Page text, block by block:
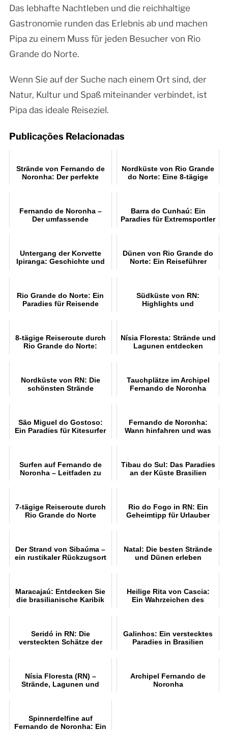
Das lebhafte Nachtleben und die reichhaltige
Gastronomie runden das Erlebnis ab und machen
Pipa zu einem Muss für jeden Besucher von Rio
Grande do Norte.
Wenn Sie auf der Suche nach einem Ort sind, der
Natur, Kultur und Spaß miteinander verbindet, ist
Pipa das ideale Reiseziel.
Publicações Relacionadas
Strände von Fernando de
Noronha: Der perfekte
Nordküste von Rio Grande
do Norte: Eine 8-tägige
Fernando de Noronha –
Der umfassende
Barra do Cunhaú: Ein
Paradies für Extremsportler
Untergang der Korvette
Ipiranga: Geschichte und
Dünen von Rio Grande do
Norte: Ein Reiseführer
Rio Grande do Norte: Ein
Paradies für Reisende
Südküste von RN:
Highlights und
8-tägige Reiseroute durch
Rio Grande do Norte:
Nísia Floresta: Strände und
Lagunen entdecken
Nordküste von RN: Die
schönsten Strände
Tauchplätze im Archipel
Fernando de Noronha
São Miguel do Gostoso:
Ein Paradies für Kitesurfer
Fernando de Noronha:
Wann hinfahren und was
Surfen auf Fernando de
Noronha – Leitfaden zu
Tibau do Sul: Das Paradies
an der Küste Brasilien
7-tägige Reiseroute durch
Rio Grande do Norte
Rio do Fogo in RN: Ein
Geheimtipp für Urlauber
Der Strand von Sibaúma –
ein rustikaler Rückzugsort
Natal: Die besten Strände
und Dünen erleben
Maracajaú: Entdecken Sie
die brasilianische Karibik
Heilige Rita von Cascia:
Ein Wahrzeichen des
Seridó in RN: Die
versteckten Schätze der
Galinhos: Ein verstecktes
Paradies in Brasilien
Nísia Floresta (RN) –
Strände, Lagunen und
Archipel Fernando de
Noronha
Spinnerdelfine auf
Fernando de Noronha: Ein